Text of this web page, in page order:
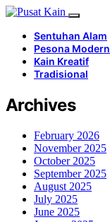
Sentuhan Alam
Pesona Modern
Kain Kreatif
Tradisional
Archives
February 2026
November 2025
October 2025
September 2025
August 2025
July 2025
June 2025